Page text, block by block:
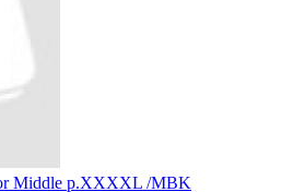
Middle р.XXXXL /MBK